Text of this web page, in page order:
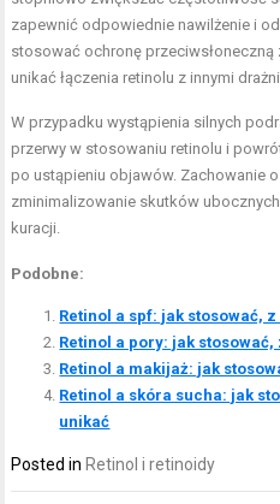
zapewnić odpowiednie nawilżenie i
stosować ochronę przeciwsłoneczną
unikać łączenia retinolu z innymi
W przypadku wystąpienia silnych
przerwy w stosowaniu retinolu i
po ustąpieniu objawów. Zachowanie
zminimalizowanie skutków
kuracji.
Podobne:
Retinol a spf: jak stosować,
Retinol a pory: jak
Retinol a makijaż: jak
Retinol a skóra sucha: jak
unikać
Posted in Retinol i retinoidy